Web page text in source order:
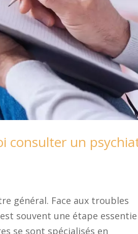
consulter un
général. Face aux troubles
souvent une étape
se sont spécialisés en